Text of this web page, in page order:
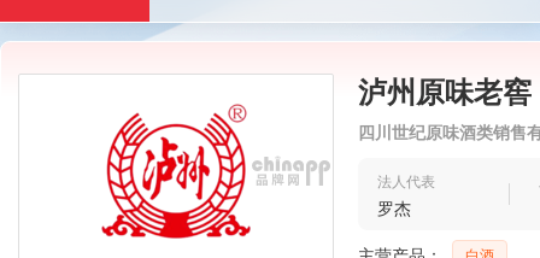
泸州原味老窖
四川世纪原味酒类销售
法人代表
罗杰
白酒